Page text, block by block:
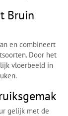
Bruin
en combineert
Door het
vloerbeeld in
gelijk met de